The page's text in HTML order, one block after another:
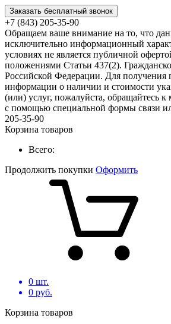
Заказать бесплатный звонок
+7 (843) 205-35-90
Обращаем ваше внимание на то, что
исключительно информационный
условиях не является публичной
положениями Статьи 437(2).
Российской Федерации. Для получения
информации о наличии и стоимости
(или) услуг, пожалуйста, обращайтесь
с помощью специальной формы связи
205-35-90
Корзина товаров
Всего:
Продолжить покупки Оформить
0 шт.
0 руб.
Корзина товаров